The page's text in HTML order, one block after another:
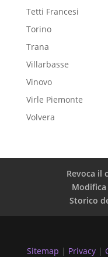
Tetti Francesi
Torino
Trana
Villarbasse
Vinovo
Virle Piemonte
Volvera
Revoca il
Storico
Sitemap | Privacy |